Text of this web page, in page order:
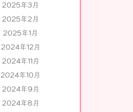
2025年3月
2025年2月
2025年1月
2024年12月
2024年11月
2024年10月
2024年9月
2024年8月